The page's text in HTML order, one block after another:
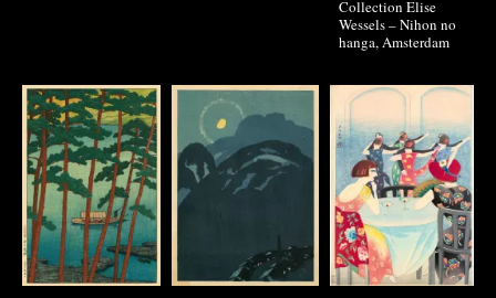
Collection Elise
Wessels – Nihon no
hanga, Amsterdam